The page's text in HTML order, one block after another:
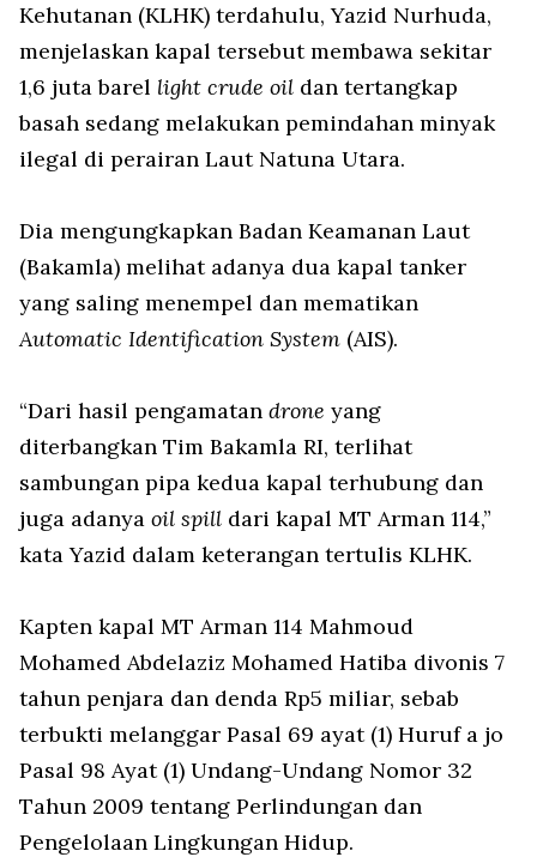
Kehutanan (KLHK) terdahulu, Yazid Nurhuda,
menjelaskan kapal tersebut membawa sekitar
1,6 juta barel light crude oil dan tertangkap
basah sedang melakukan pemindahan minyak
ilegal di perairan Laut Natuna Utara.
Dia mengungkapkan Badan Keamanan Laut
(Bakamla) melihat adanya dua kapal tanker
yang saling menempel dan mematikan
Automatic Identification System (AIS).
“Dari hasil pengamatan drone yang
diterbangkan Tim Bakamla RI, terlihat
sambungan pipa kedua kapal terhubung dan
juga adanya oil spill dari kapal MT Arman 114,”
kata Yazid dalam keterangan tertulis KLHK.
Kapten kapal MT Arman 114 Mahmoud
Mohamed Abdelaziz Mohamed Hatiba divonis 7
tahun penjara dan denda Rp5 miliar, sebab
terbukti melanggar Pasal 69 ayat (1) Huruf a jo
Pasal 98 Ayat (1) Undang-Undang Nomor 32
Tahun 2009 tentang Perlindungan dan
Pengelolaan Lingkungan Hidup.